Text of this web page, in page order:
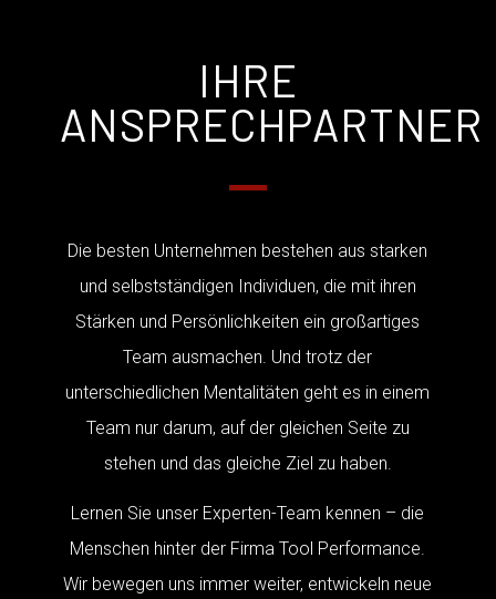
IHRE
ANSPRECHPARTNER
Die besten Unternehmen bestehen aus starken
und selbstständigen Individuen, die mit ihren
Stärken und Persönlichkeiten ein großartiges
Team ausmachen. Und trotz der
unterschiedlichen Mentalitäten geht es in einem
Team nur darum, auf der gleichen Seite zu
stehen und das gleiche Ziel zu haben.
Lernen Sie unser Experten-Team kennen – die
Menschen hinter der Firma Tool Performance.
Wir bewegen uns immer weiter, entwickeln neue